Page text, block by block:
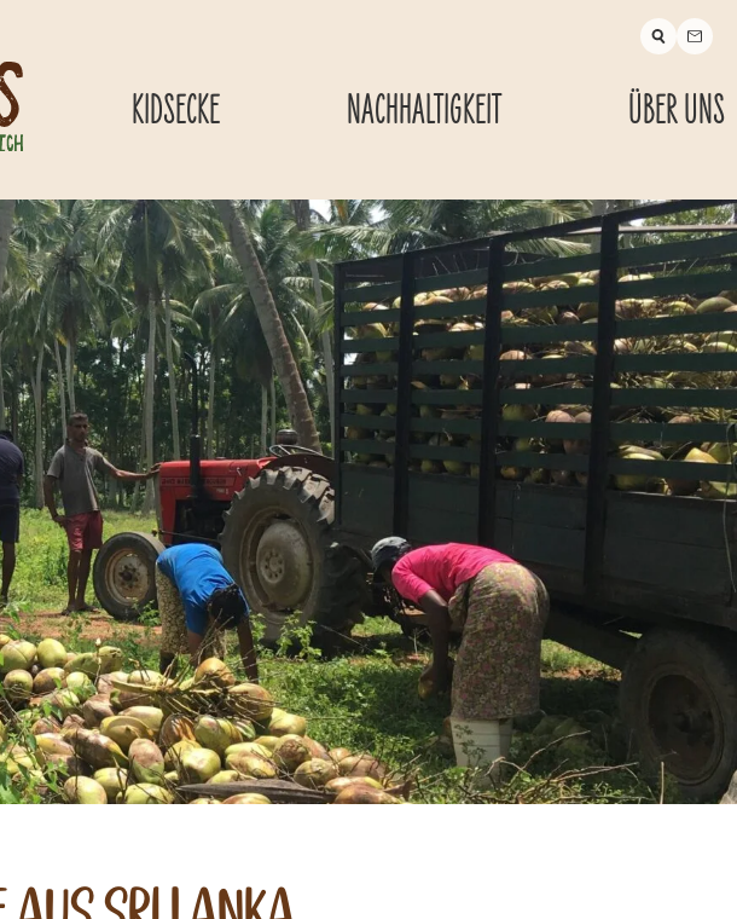
KIDSECKE NACHHALTIGKEIT ÜBER UNS